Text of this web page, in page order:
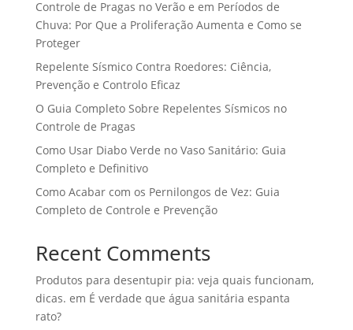
Controle de Pragas no Verão e em Períodos de
Chuva: Por Que a Proliferação Aumenta e Como se
Proteger
Repelente Sísmico Contra Roedores: Ciência,
Prevenção e Controlo Eficaz
O Guia Completo Sobre Repelentes Sísmicos no
Controle de Pragas
Como Usar Diabo Verde no Vaso Sanitário: Guia
Completo e Definitivo
Como Acabar com os Pernilongos de Vez: Guia
Completo de Controle e Prevenção
Recent Comments
Produtos para desentupir pia: veja quais funcionam,
dicas. em É verdade que água sanitária espanta
rato?